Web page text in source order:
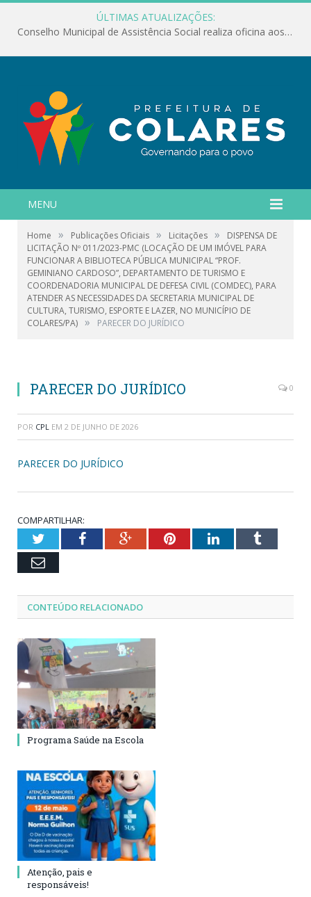
ÚLTIMAS ATUALIZAÇÕES:
Conselho Municipal de Assistência Social realiza oficina aos servidores
MENU
Home » Publicações Oficiais » Licitações »
DISPENSA DE
LICITAÇÃO Nº 011/2023-PMC (LOCAÇÃO DE UM IMÓVEL PARA
FUNCIONAR A BIBLIOTECA PÚBLICA MUNICIPAL “PROF.
GEMINIANO CARDOSO”, DEPARTAMENTO DE TURISMO E
COORDENADORIA MUNICIPAL DE DEFESA CIVIL (COMDEC), PARA
ATENDER AS NECESSIDADES DA SECRETARIA MUNICIPAL DE
CULTURA, TURISMO, ESPORTE E LAZER, NO MUNICÍPIO DE
COLARES/PA) » PARECER DO JURÍDICO
PARECER DO JURÍDICO 0
POR CPL EM 2 DE JUNHO DE 2026
PARECER DO JURÍDICO
COMPARTILHAR:
TwitterFacebookGoogle+PinterestLinkedInTumblr
Email
CONTEÚDO RELACIONADO
Programa Saúde na Escola
Atenção, pais e
responsáveis!